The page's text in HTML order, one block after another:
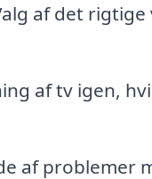
af det rigtige
af tv igen,
af problemer